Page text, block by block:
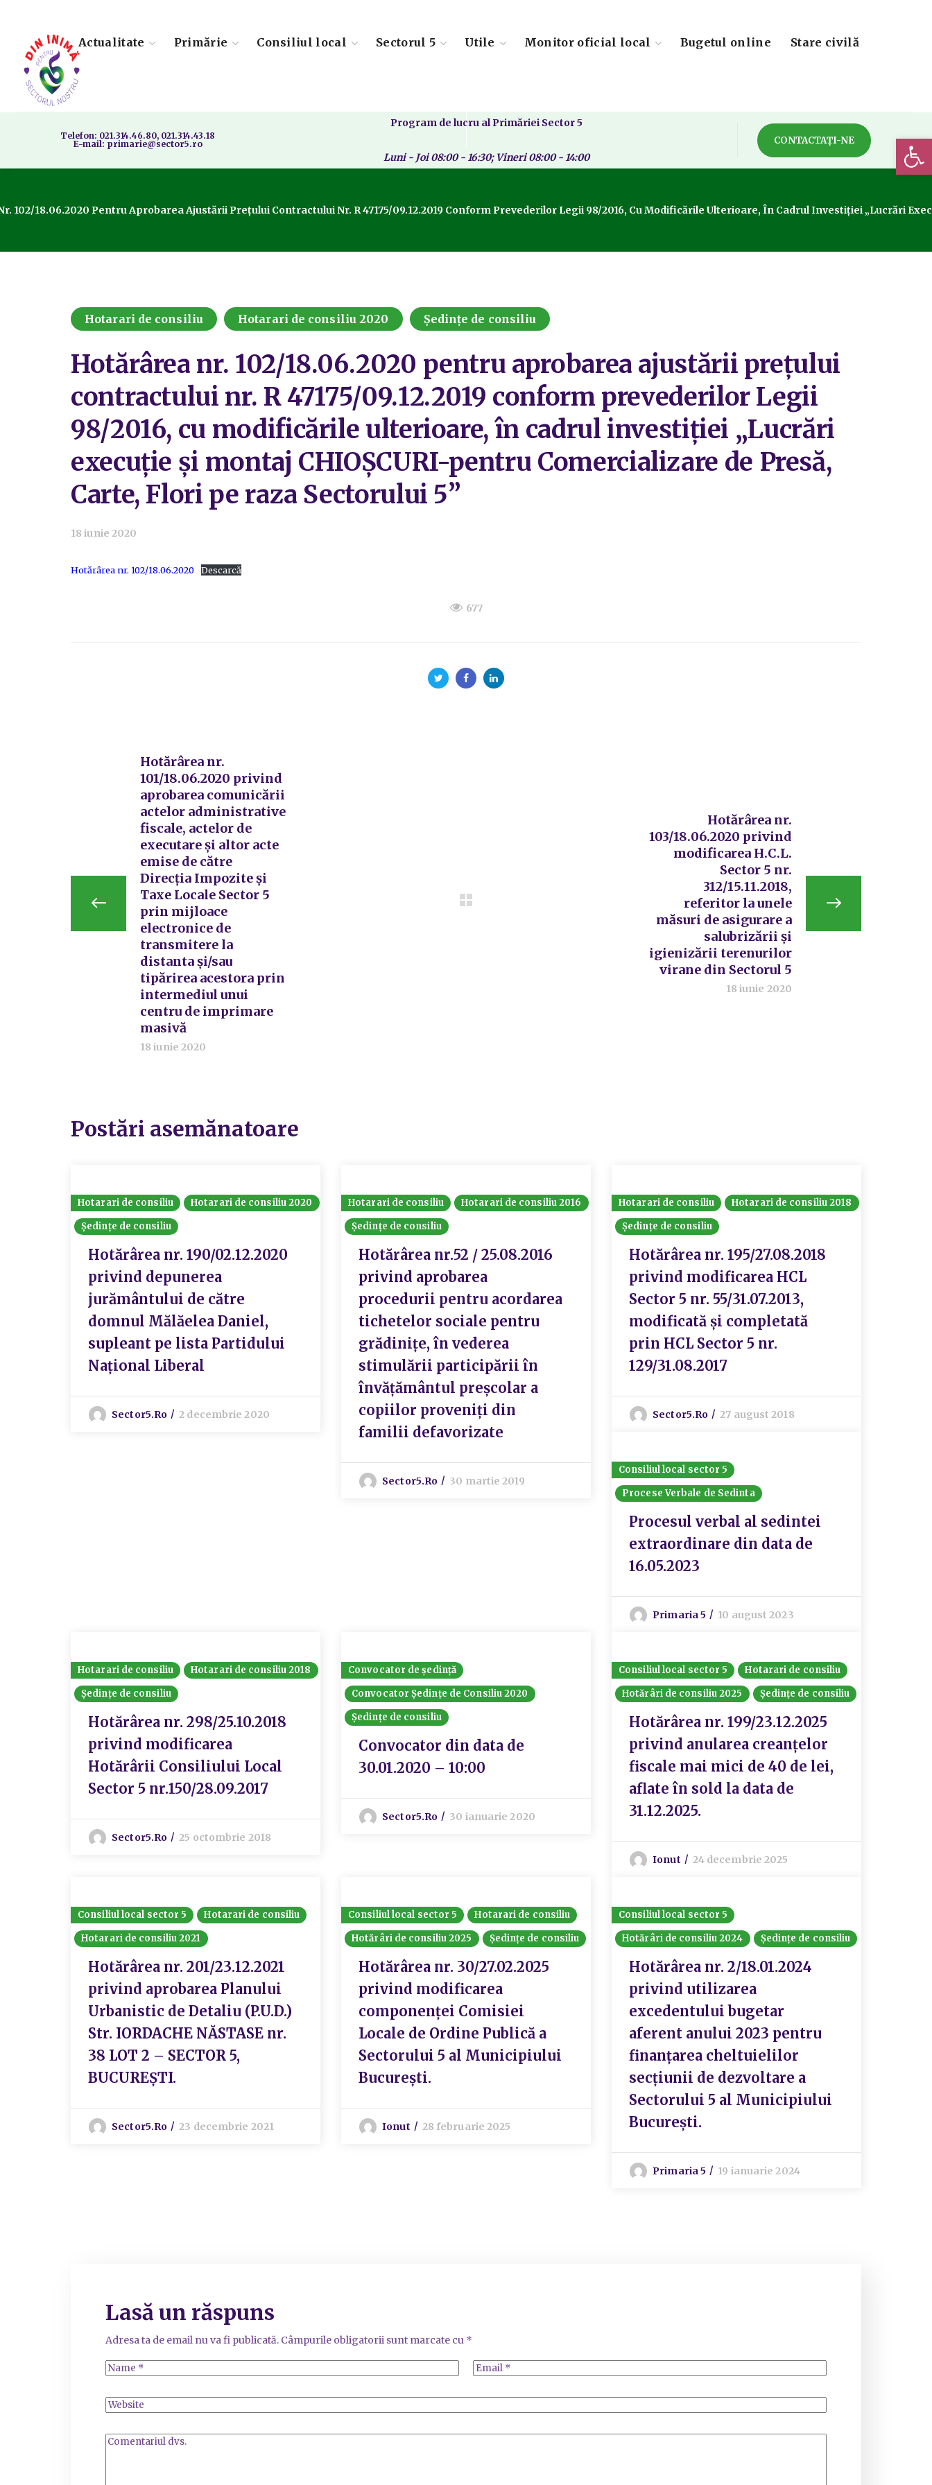
Actualitate Primărie Consiliul local Sectorul 5 Utile Monitor oficial local Bugetul online Stare civilă
Telefon: 021.314.46.80, 021.314.43.18
E-mail: primarie@sector5.ro
Program de lucru al Primăriei Sector 5
Luni - Joi 08:00 - 16:30; Vineri 08:00 - 14:00
CONTACTAȚI-NE
102/18.06.2020 Pentru Aprobarea Ajustării Prețului Contractului Nr. R 47175/09.12.2019 Conform Prevederilor Legii 98/2016, Cu Modificările Ulterioare, În Cadrul Investiției „Lucrări
Hotarari de consiliu Hotarari de consiliu 2020 Ședințe de consiliu
Hotărârea nr. 102/18.06.2020 pentru aprobarea ajustării prețului
contractului nr. R 47175/09.12.2019 conform prevederilor Legii
98/2016, cu modificările ulterioare, în cadrul investiției „Lucrări
execuție și montaj CHIOȘCURI-pentru Comercializare de Presă,
Carte, Flori pe raza Sectorului 5”
18 iunie 2020
Hotărârea nr. 102/18.06.2020 Descarcă
677
Hotărârea nr.
101/18.06.2020 privind
aprobarea comunicării
actelor administrative
fiscale, actelor de
executare și altor acte
emise de către
Direcția Impozite și
Taxe Locale Sector 5
prin mijloace
electronice de
transmitere la
distanta și/sau
tipărirea acestora prin
intermediul unui
centru de imprimare
masivă
18 iunie 2020
Hotărârea nr.
103/18.06.2020 privind
modificarea H.C.L.
Sector 5 nr.
312/15.11.2018,
referitor la unele
măsuri de asigurare a
salubrizării și
igienizării terenurilor
virane din Sectorul 5
18 iunie 2020
Postări asemănatoare
Hotarari de consiliu
Hotarari de consiliu 2020
Ședințe de consiliu
Hotărârea nr. 190/02.12.2020
privind depunerea
jurământului de către
domnul Mălăelea Daniel,
supleant pe lista Partidului
Național Liberal
Sector5.ro 2 decembrie 2020
Hotarari de consiliu
Hotarari de consiliu 2016
Ședințe de consiliu
Hotărârea nr.52 / 25.08.2016
privind aprobarea
procedurii pentru acordarea
tichetelor sociale pentru
grădinițe, în vederea
stimulării participării în
învățământul preșcolar a
copiilor proveniți din
familii defavorizate
Sector5.ro 30 martie 2019
Hotarari de consiliu
Hotarari de consiliu 2018
Ședințe de consiliu
Hotărârea nr. 195/27.08.2018
privind modificarea HCL
Sector 5 nr. 55/31.07.2013,
modificată și completată
prin HCL Sector 5 nr.
129/31.08.2017
Sector5.ro 27 august 2018
Consiliul local sector 5
Procese Verbale de Sedinta
Procesul verbal al sedintei
extraordinare din data de
16.05.2023
Primaria 5 10 august 2023
Hotarari de consiliu
Hotarari de consiliu 2018
Ședințe de consiliu
Hotărârea nr. 298/25.10.2018
privind modificarea
Hotărârii Consiliului Local
Sector 5 nr.150/28.09.2017
Sector5.ro 25 octombrie 2018
Convocator de ședință
Convocator Ședințe de Consiliu 2020
Ședințe de consiliu
Convocator din data de
30.01.2020 – 10:00
Sector5.ro 30 ianuarie 2020
Consiliul local sector 5
Hotarari de consiliu
Hotărâri de consiliu 2025
Ședințe de consiliu
Hotărârea nr. 199/23.12.2025
privind anularea creanțelor
fiscale mai mici de 40 de lei,
aflate în sold la data de
31.12.2025.
Ionut 24 decembrie 2025
Consiliul local sector 5
Hotarari de consiliu
Hotarari de consiliu 2021
Hotărârea nr. 201/23.12.2021
privind aprobarea Planului
Urbanistic de Detaliu (P.U.D.)
Str. IORDACHE NĂSTASE nr.
38 LOT 2 – SECTOR 5,
BUCUREȘTI.
Sector5.ro 23 decembrie 2021
Consiliul local sector 5
Hotarari de consiliu
Hotărâri de consiliu 2025
Ședințe de consiliu
Hotărârea nr. 30/27.02.2025
privind modificarea
componenței Comisiei
Locale de Ordine Publică a
Sectorului 5 al Municipiului
București.
Ionut 28 februarie 2025
Consiliul local sector 5
Hotărâri de consiliu 2024
Ședințe de consiliu
Hotărârea nr. 2/18.01.2024
privind utilizarea
excedentului bugetar
aferent anului 2023 pentru
finanțarea cheltuielilor
secțiunii de dezvoltare a
Sectorului 5 al Municipiului
București.
Primaria 5 19 ianuarie 2024
Lasă un răspuns
Adresa ta de email nu va fi publicată. Câmpurile obligatorii sunt marcate cu *